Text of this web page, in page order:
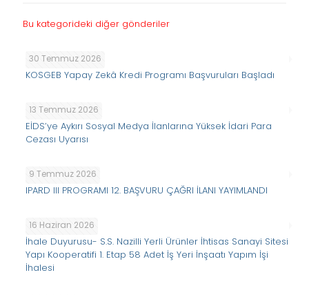
Bu kategorideki diğer gönderiler
30 Temmuz 2026
KOSGEB Yapay Zekâ Kredi Programı Başvuruları Başladı
13 Temmuz 2026
EİDS’ye Aykırı Sosyal Medya İlanlarına Yüksek İdari Para
Cezası Uyarısı
9 Temmuz 2026
IPARD III PROGRAMI 12. BAŞVURU ÇAĞRI İLANI YAYIMLANDI
16 Haziran 2026
İhale Duyurusu- S.S. Nazilli Yerli Ürünler İhtisas Sanayi Sitesi
Yapı Kooperatifi 1. Etap 58 Adet İş Yeri İnşaatı Yapım İşi
İhalesi